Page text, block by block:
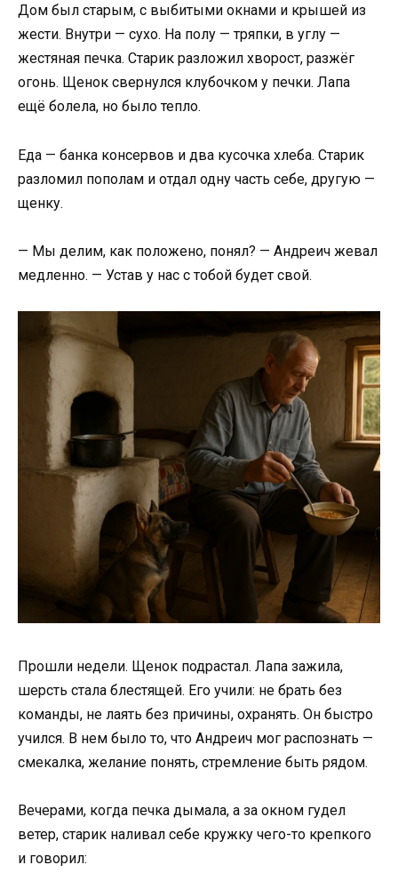
Дом был старым, с выбитыми окнами и крышей из
жести. Внутри — сухо. На полу — тряпки, в углу —
жестяная печка. Старик разложил хворост, разжёг
огонь. Щенок свернулся клубочком у печки. Лапа
ещё болела, но было тепло.
Еда — банка консервов и два кусочка хлеба. Старик
разломил пополам и отдал одну часть себе, другую —
щенку.
— Мы делим, как положено, понял? — Андреич жевал
медленно. — Устав у нас с тобой будет свой.
Прошли недели. Щенок подрастал. Лапа зажила,
шерсть стала блестящей. Его учили: не брать без
команды, не лаять без причины, охранять. Он быстро
учился. В нем было то, что Андреич мог распознать —
смекалка, желание понять, стремление быть рядом.
Вечерами, когда печка дымала, а за окном гудел
ветер, старик наливал себе кружку чего-то крепкого
и говорил: